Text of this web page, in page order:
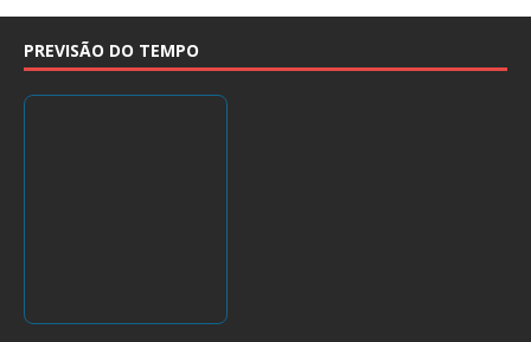
PREVISÃO DO TEMPO